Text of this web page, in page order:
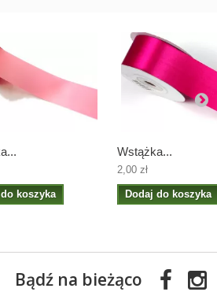
koszyka
Wstążka...
2,00 zł
Dodaj do koszyka
Bądź na bieżąco